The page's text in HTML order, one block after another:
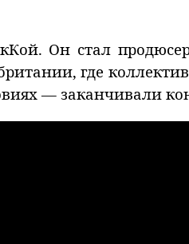
Он стал
где
— заканчивали